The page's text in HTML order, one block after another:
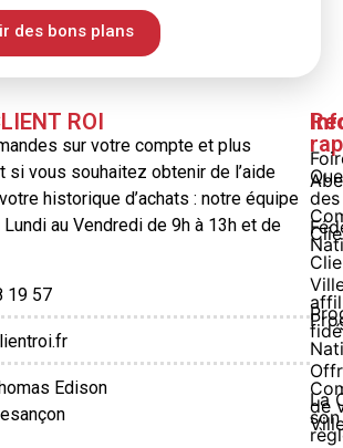
des bons plans
ROI
sur votre compte et plus
si vous souhaitez obtenir de l’aide
historique d’achats : notre équipe
au Vendredi de 9h à 13h et de
19 57
Edison
La
son
des
de